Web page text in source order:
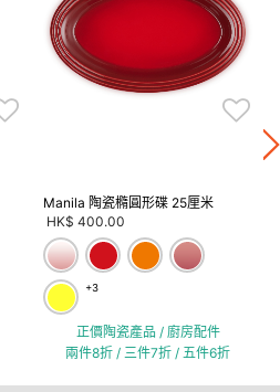
Manila 陶瓷橢圓形碟 25厘米
HK$ 400.00
+3
正價陶瓷產品 / 廚房配件
兩件8折 / 三件7折 / 五件6折